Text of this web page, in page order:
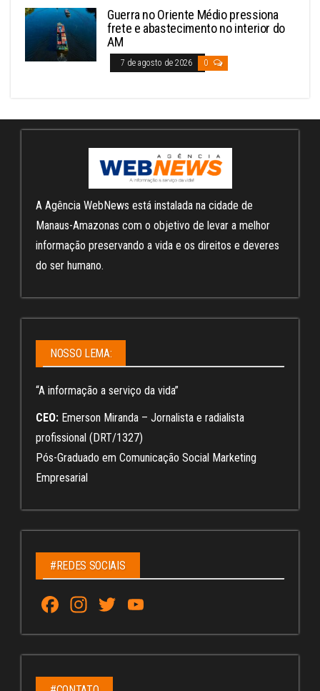
Guerra no Oriente Médio pressiona
frete e abastecimento no interior do
AM
7 de agosto de 2026 0
A Agência WebNews está instalada na cidade de
Manaus-Amazonas com o objetivo de levar a melhor
informação preservando a vida e os direitos e deveres
do ser humano.
NOSSO LEMA:
“A informação a serviço da vida”
CEO: Emerson Miranda – Jornalista e radialista
profissional (DRT/1327)
Pós-Graduado em Comunicação Social Marketing
Empresarial
#REDES SOCIAIS
Fa
ce
bo
ok
In
st
ag
ra
T
wi
tt
u
Tu